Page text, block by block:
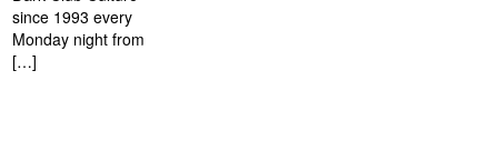
since 1993 every
Monday night from
[…]